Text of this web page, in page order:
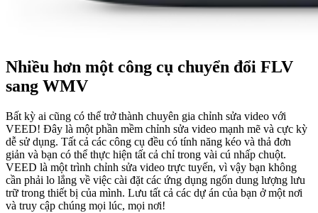
Nhiều hơn một công cụ chuyển đổi FLV
sang WMV
Bất kỳ ai cũng có thể trở thành chuyên gia chỉnh sửa video với
VEED! Đây là một phần mềm chỉnh sửa video mạnh mẽ và cực kỳ
dễ sử dụng. Tất cả các công cụ đều có tính năng kéo và thả đơn
giản và bạn có thể thực hiện tất cả chỉ trong vài cú nhấp chuột.
VEED là một trình chỉnh sửa video trực tuyến, vì vậy bạn không
cần phải lo lắng về việc cài đặt các ứng dụng ngốn dung lượng lưu
trữ trong thiết bị của mình. Lưu tất cả các dự án của bạn ở một nơi
và truy cập chúng mọi lúc, mọi nơi!